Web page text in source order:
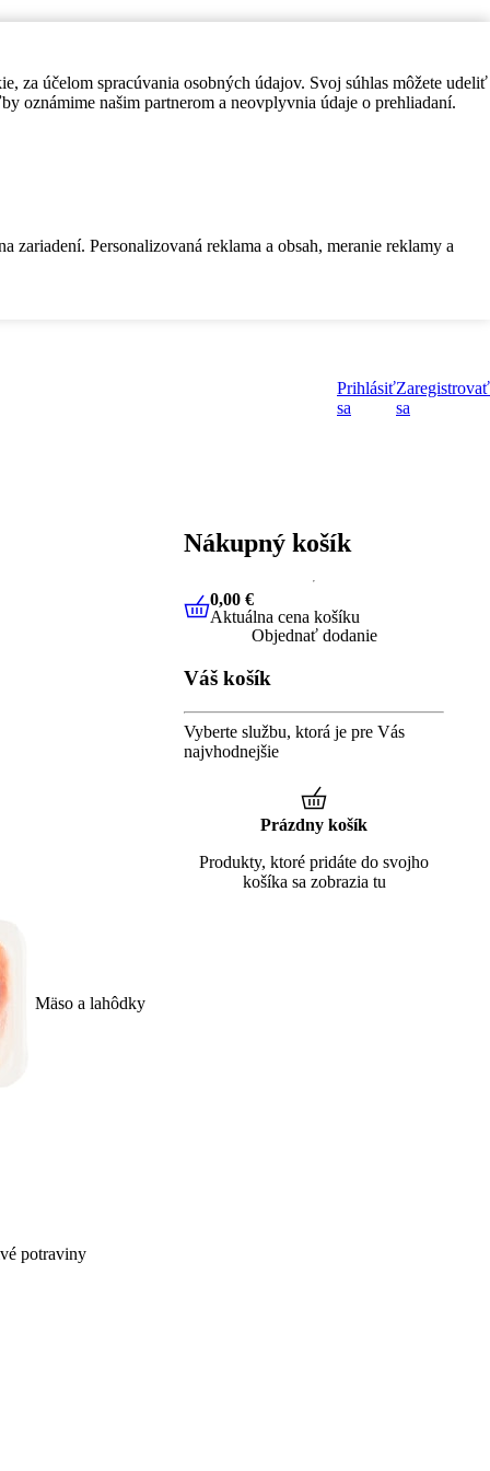
za účelom spracúvania osobných údajov. Svoj súhlas môžete udeliť
oznámime našim partnerom a neovplyvnia údaje o prehliadaní.
Personalizovaná reklama a obsah, meranie reklamy a
Prihlásiť
sa
Zaregistrovať
sa
Mäso a lahôdky
potraviny
Nákupný košík
0,00 €Aktuálna cena košíku
0,00 €
Aktuálna cena košíku
Objednať dodanie
Váš košík
Vyberte službu, ktorá je pre Vás
najvhodnejšie
Prázdny košík
Produkty, ktoré pridáte do svojho
košíka sa zobrazia tu